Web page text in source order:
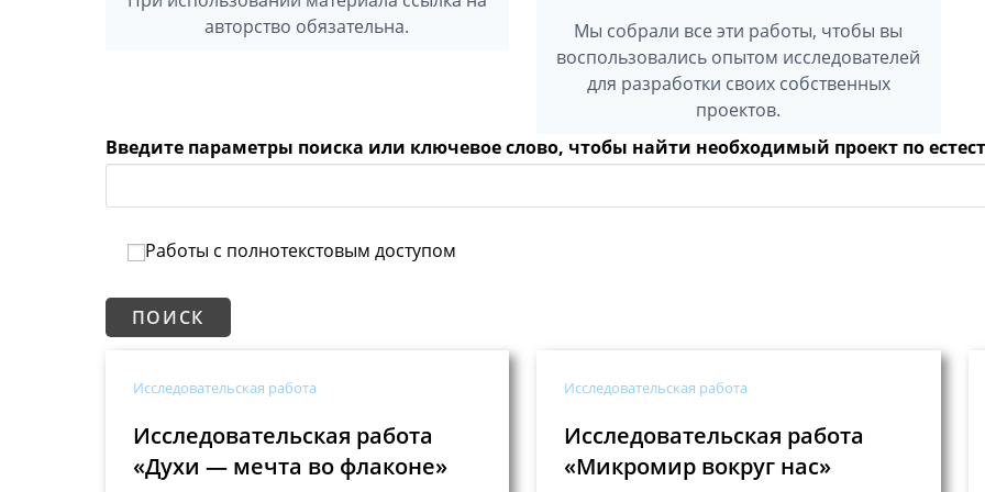
авторство обязательна.
Мы собрали все эти работы, чтобы вы
воспользовались опытом исследователей
для разработки своих собственных
проектов.
Введите параметры поиска или ключевое слово, чтобы найти необходимый проект по
Работы с полнотекстовым доступом
Исследовательская работа
Исследовательская работа
«Духи — мечта во флаконе»
Исследовательская работа
Исследовательская работа
«Микромир вокруг нас»